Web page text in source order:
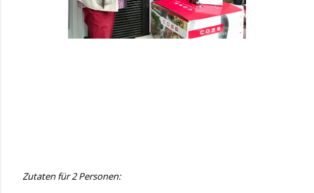
Zutaten für 2 Personen: